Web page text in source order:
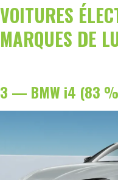
VOITURES
MARQUES DE
3 — BMW i4 (83